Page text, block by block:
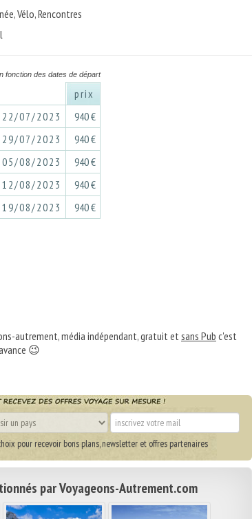
Vélo, Rencontres
fonction des dates de départ
prix
07/2023
940 €
07/2023
940 €
08/2023
940 €
08/2023
940 €
08/2023
940 €
autrement, média indépendant, gratuit etsans Pub c'est
😉
pour recevoir bons plans, newsletter et offres partenaires
par Voyageons-Autrement.com